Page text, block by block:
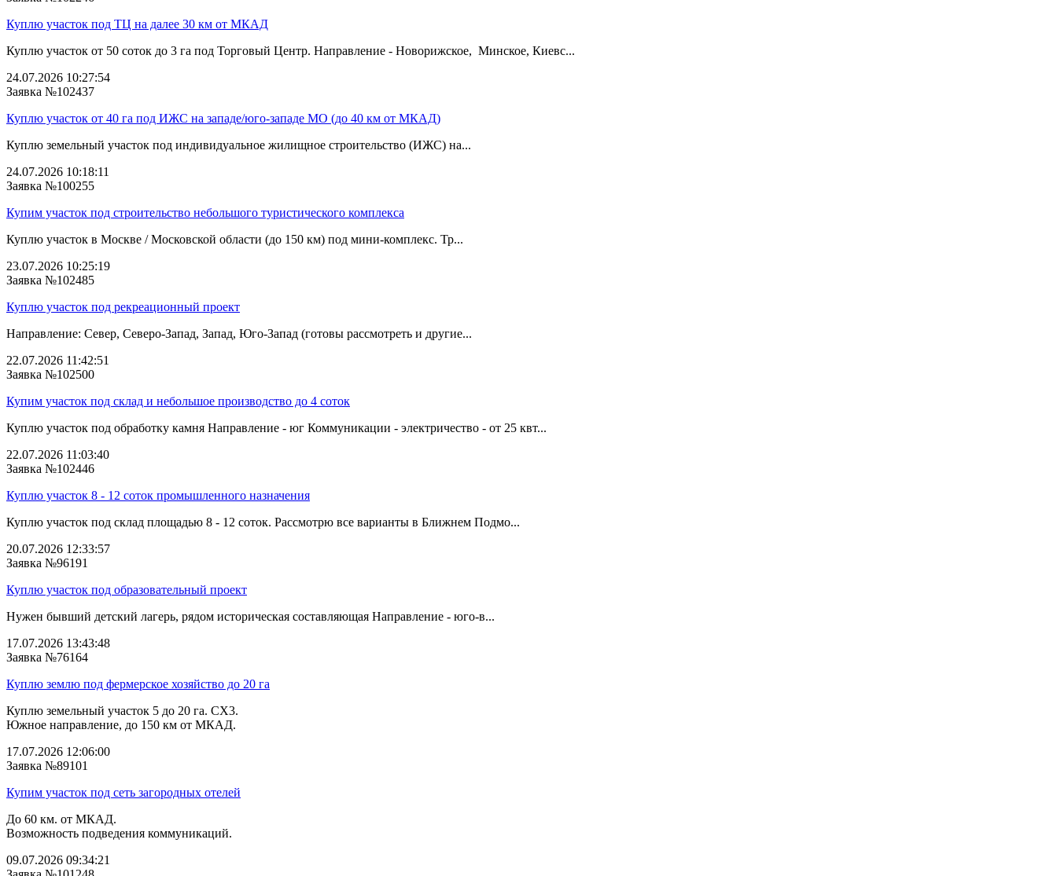
Куплю участок под ТЦ на далее 30 км от МКАД
Куплю участок от 50 соток до 3 га под Торговый Центр. Направление - Новорижское, Минское, Киевс...
24.07.2026 10:27:54
Заявка №102437
Куплю участок от 40 га под ИЖС на западе/юго‑западе МО (до 40 км от МКАД)
Куплю земельный участок под индивидуальное жилищное строительство (ИЖС) на...
24.07.2026 10:18:11
Заявка №100255
Купим участок под строительство небольшого туристического комплекса
Куплю участок в Москве / Московской области (до 150 км) под мини-комплекс. Тр...
23.07.2026 10:25:19
Заявка №102485
Куплю участок под рекреационный проект
Направление: Север, Северо-Запад, Запад, Юго-Запад (готовы рассмотреть и другие...
22.07.2026 11:42:51
Заявка №102500
Купим участок под склад и небольшое производство до 4 соток
Куплю участок под обработку камня Направление - юг Коммуникации - электричество - от 25 квт...
22.07.2026 11:03:40
Заявка №102446
Куплю участок 8 - 12 соток промышленного назначения
Куплю участок под склад площадью 8 - 12 соток. Рассмотрю все варианты в Ближнем Подмо...
20.07.2026 12:33:57
Заявка №96191
Куплю участок под образовательный проект
Нужен бывший детский лагерь, рядом историческая составляющая Направление - юго-в...
17.07.2026 13:43:48
Заявка №76164
Куплю землю под фермерское хозяйство до 20 га
Куплю земельный участок 5 до 20 га. СХ3.
Южное направление, до 150 км от МКАД.
17.07.2026 12:06:00
Заявка №89101
Купим участок под сеть загородных отелей
До 60 км. от МКАД.
Возможность подведения коммуникаций.
09.07.2026 09:34:21